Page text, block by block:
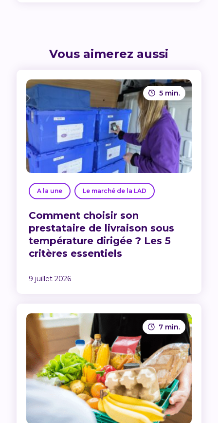
Vous aimerez aussi
5 min.
A la une Le marché de la LAD
Comment choisir son
prestataire de livraison sous
température dirigée ? Les 5
critères essentiels
9 juillet 2026
7 min.